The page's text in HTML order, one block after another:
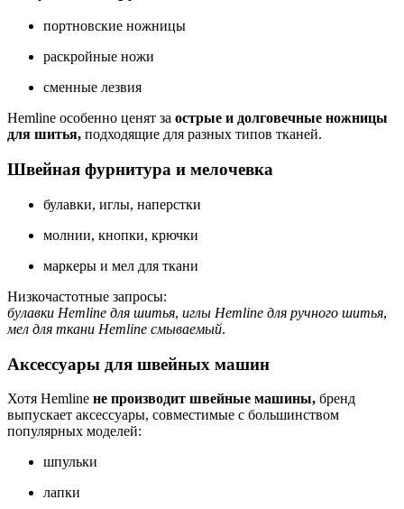
портновские ножницы
раскройные ножи
сменные лезвия
Hemline особенно ценят за острые и долговечные ножницы
для шитья, подходящие для разных типов тканей.
Швейная фурнитура и мелочевка
булавки, иглы, наперстки
молнии, кнопки, крючки
маркеры и мел для ткани
Низкочастотные запросы:
булавки Hemline для шитья, иглы Hemline для ручного шитья,
мел для ткани Hemline смываемый.
Аксессуары для швейных машин
Хотя Hemline не производит швейные машины, бренд
выпускает аксессуары, совместимые с большинством
популярных моделей:
шпульки
лапки